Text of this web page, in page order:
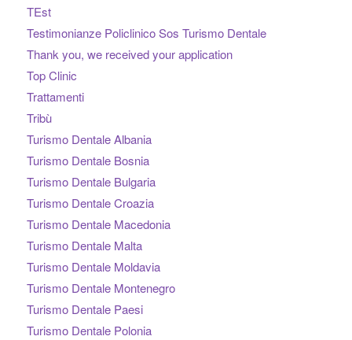
TEst
Testimonianze Policlinico Sos Turismo Dentale
Thank you, we received your application
Top Clinic
Trattamenti
Tribù
Turismo Dentale Albania
Turismo Dentale Bosnia
Turismo Dentale Bulgaria
Turismo Dentale Croazia
Turismo Dentale Macedonia
Turismo Dentale Malta
Turismo Dentale Moldavia
Turismo Dentale Montenegro
Turismo Dentale Paesi
Turismo Dentale Polonia